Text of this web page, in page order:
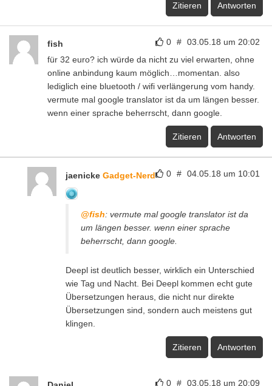
Zitieren Antworten
0 # 03.05.18 um 20:02
fish
für 32 euro? ich würde da nicht zu viel erwarten, ohne
online anbindung kaum möglich…momentan. also
lediglich eine bluetooth / wifi verlängerung vom handy.
vermute mal google translator ist da um längen besser.
wenn einer sprache beherrscht, dann google.
Zitieren Antworten
0 # 04.05.18 um 10:01
jaenicke Gadget-Nerd
@fish: vermute mal google translator ist da
um längen besser. wenn einer sprache
beherrscht, dann google.
Deepl ist deutlich besser, wirklich ein Unterschied
wie Tag und Nacht. Bei Deepl kommen echt gute
Übersetzungen heraus, die nicht nur direkte
Übersetzungen sind, sondern auch meistens gut
klingen.
Zitieren Antworten
0 # 03.05.18 um 20:09